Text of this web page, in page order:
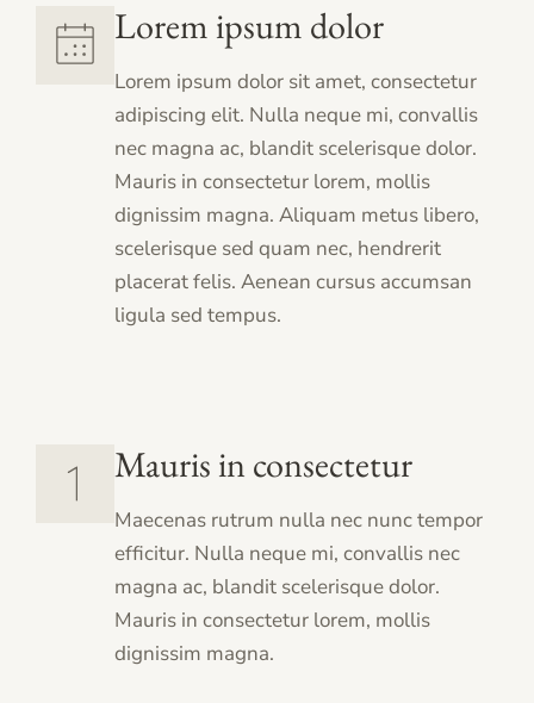
Lorem ipsum dolor
Lorem ipsum dolor sit amet, consectetur
adipiscing elit. Nulla neque mi, convallis
nec magna ac, blandit scelerisque dolor.
Mauris in consectetur lorem, mollis
dignissim magna. Aliquam metus libero,
scelerisque sed quam nec, hendrerit
placerat felis. Aenean cursus accumsan
ligula sed tempus.
Mauris in consectetur
Maecenas rutrum nulla nec nunc tempor
efficitur. Nulla neque mi, convallis nec
magna ac, blandit scelerisque dolor.
Mauris in consectetur lorem, mollis
dignissim magna.